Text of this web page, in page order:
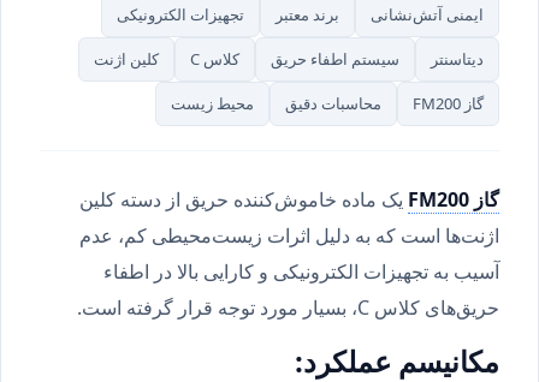
ایمنی آتش‌نشانی برند معتبر تجهیزات الکترونیکی
دیتاسنتر سیستم اطفاء حریق کلاس C کلین اژنت
گاز FM200 محاسبات دقیق محیط زیست
گاز FM200
یک ماده خاموش‌کننده حریق از دسته کلین
اژنت‌ها است که به دلیل اثرات زیست‌محیطی کم، عدم
آسیب به تجهیزات الکترونیکی و کارایی بالا در اطفاء
حریق‌های کلاس C، بسیار مورد توجه قرار گرفته است.
مکانیسم عملکرد: